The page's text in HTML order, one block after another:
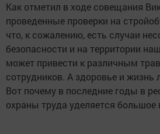
Как отметил в ходе совещания
проведенные проверки на
что, к сожалению, есть случаи
безопасности и на территории
может привести к различным
сотрудников. А здоровье и жизнь
Вот почему в последние годы в
охраны труда уделяется большое